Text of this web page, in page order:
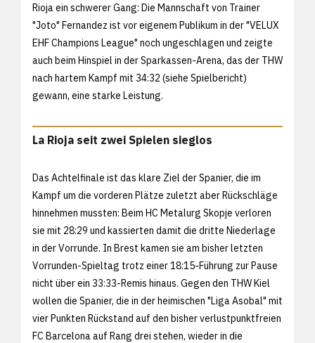
Rioja ein schwerer Gang: Die Mannschaft von Trainer
"Joto" Fernandez ist vor eigenem Publikum in der "VELUX
EHF Champions League" noch ungeschlagen und zeigte
auch beim Hinspiel in der Sparkassen-Arena, das der THW
nach hartem Kampf mit 34:32 (siehe Spielbericht)
gewann, eine starke Leistung.
La Rioja seit zwei Spielen sieglos
Das Achtelfinale ist das klare Ziel der Spanier, die im
Kampf um die vorderen Plätze zuletzt aber Rückschläge
hinnehmen mussten: Beim HC Metalurg Skopje verloren
sie mit 28:29 und kassierten damit die dritte Niederlage
in der Vorrunde. In Brest kamen sie am bisher letzten
Vorrunden-Spieltag trotz einer 18:15-Führung zur Pause
nicht über ein 33:33-Remis hinaus. Gegen den THW Kiel
wollen die Spanier, die in der heimischen "Liga Asobal" mit
vier Punkten Rückstand auf den bisher verlustpunktfreien
FC Barcelona auf Rang drei stehen, wieder in die